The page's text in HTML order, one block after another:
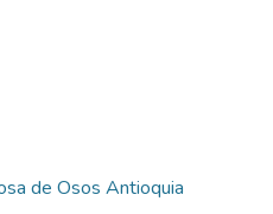
de Osos Antioquia